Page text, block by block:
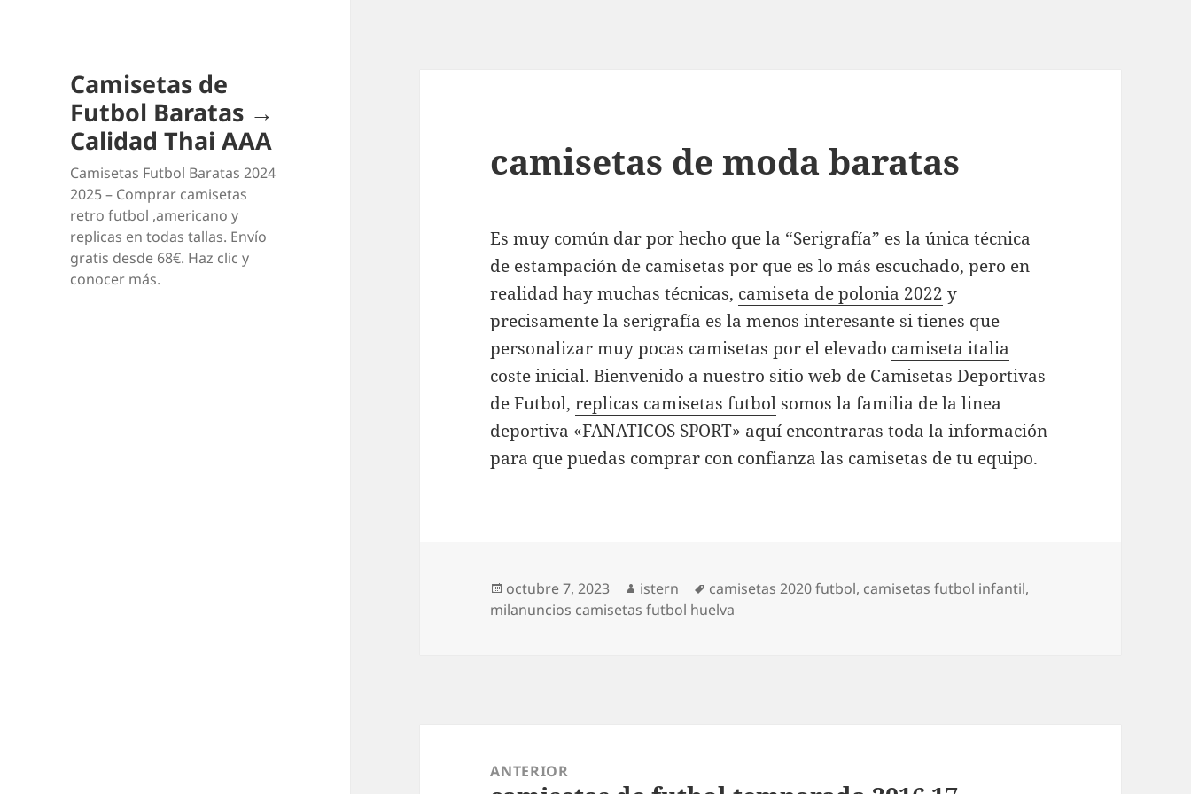
Camisetas de
Futbol Baratas →
Calidad Thai AAA
Camisetas Futbol Baratas 2024
2025 – Comprar camisetas
retro futbol ,americano y
replicas en todas tallas. Envío
gratis desde 68€. Haz clic y
conocer más.
camisetas de moda baratas
Es muy común dar por hecho que la “Serigrafía” es la única técnica
de estampación de camisetas por que es lo más escuchado, pero en
realidad hay muchas técnicas, camiseta de polonia 2022 y
precisamente la serigrafía es la menos interesante si tienes que
personalizar muy pocas camisetas por el elevado camiseta italia
coste inicial. Bienvenido a nuestro sitio web de Camisetas Deportivas
de Futbol,replicas camisetas futbol somos la familia de la linea
deportiva «FANATICOS SPORT» aquí encontraras toda la información
para que puedas comprar con confianza las camisetas de tu equipo.
Publicado
el
octubre 7, 2023 Autor
istern Etiquetas
camisetas 2020 futbol, camisetas futbol infantil,
milanuncios camisetas futbol huelva
ANTERIOR